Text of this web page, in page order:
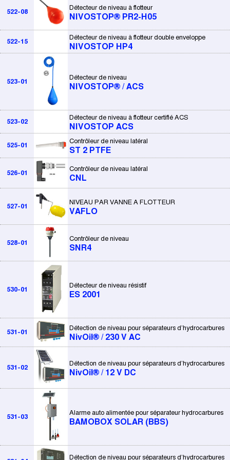
522-08
Détecteur de niveau à flotteur
NIVOSTOP® PR2-H05
522-15
Détecteur de niveau à flotteur double enveloppe
NIVOSTOP HP4
523-01
Détecteur de niveau
NIVOSTOP® / ACS
523-02
Détecteur de niveau à flotteur certifié ACS
NIVOSTOP ACS
525-01
Contrôleur de niveau latéral
ST 2 PTFE
526-01
Contrôleur de niveau latéral
CNL
527-01
NIVEAU PAR VANNE A FLOTTEUR
VAFLO
528-01
Contrôleur de niveau
SNR4
530-01
Détecteur de niveau résistif
ES 2001
531-01
Détection de niveau pour séparateurs d’hydrocarbures
NivOil® / 230 V AC
531-02
Détection de niveau pour séparateurs d’hydrocarbures
NivOil® / 12 V DC
531-03
Alarme auto alimentée pour séparateur hydrocarbures
BAMOBOX SOLAR (BBS)
Détection de niveau pour séparateurs d’hydrocarbures